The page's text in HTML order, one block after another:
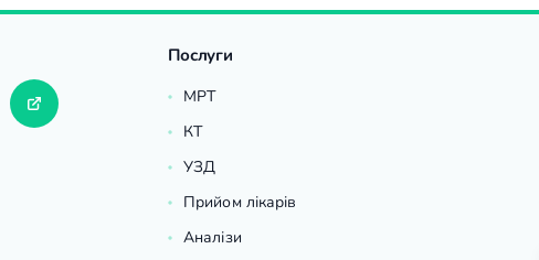
Послуги
МРТ
КТ
УЗД
Прийом лікарів
Аналізи